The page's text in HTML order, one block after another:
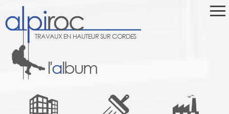
TRAVAUX EN HAUTEUR SUR CORDES
l'album